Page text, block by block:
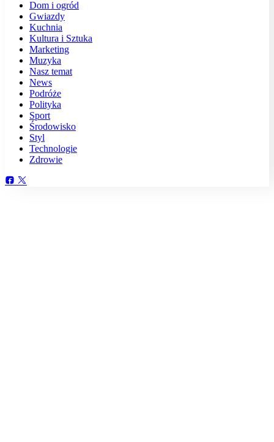
Dom i ogród
Gwiazdy
Kuchnia
Kultura i Sztuka
Marketing
Muzyka
Nasz temat
News
Podróże
Polityka
Sport
Środowisko
Styl
Technologie
Zdrowie